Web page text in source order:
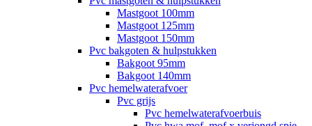
Mastgoot 100mm
Mastgoot 125mm
Mastgoot 150mm
Pvc bakgoten & hulpstukken
Bakgoot 95mm
Bakgoot 140mm
Pvc hemelwaterafvoer
Pvc grijs
Pvc hemelwaterafvoerbuis